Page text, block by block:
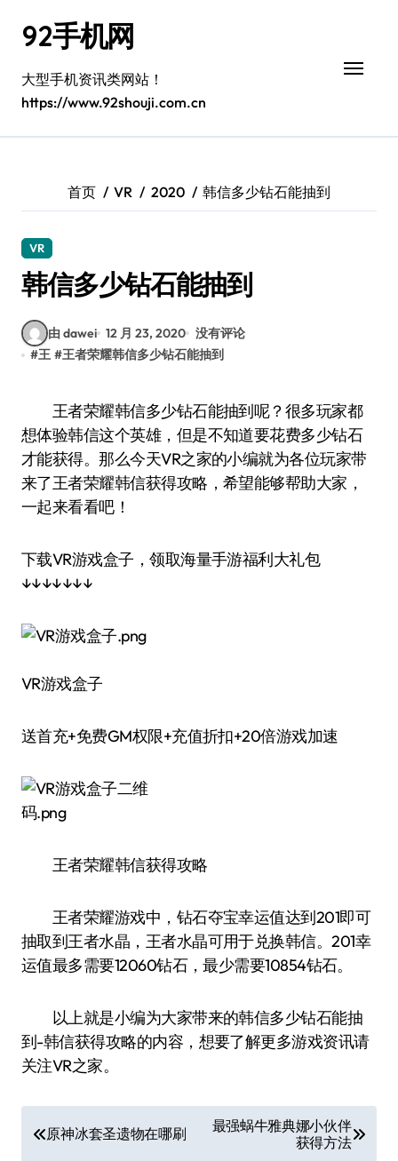
92手机网
大型手机资讯类网站！
https://www.92shouji.com.cn
首页 VR 2020 韩信多少钻石能抽到
VR
韩信多少钻石能抽到
由 dawei 12 月 23, 2020 没有评论
#王 #王者荣耀韩信多少钻石能抽到
王者荣耀韩信多少钻石能抽到呢？很多玩家都
想体验韩信这个英雄，但是不知道要花费多少钻石
才能获得。那么今天VR之家的小编就为各位玩家带
来了王者荣耀韩信获得攻略，希望能够帮助大家，
一起来看看吧！
下载VR游戏盒子，领取海量手游福利大礼包
↓↓↓↓↓↓↓
VR游戏盒子
送首充+免费GM权限+充值折扣+20倍游戏加速
王者荣耀韩信获得攻略
王者荣耀游戏中，钻石夺宝幸运值达到201即可
抽取到王者水晶，王者水晶可用于兑换韩信。201幸
运值最多需要12060钻石，最少需要10854钻石。
以上就是小编为大家带来的韩信多少钻石能抽
到-韩信获得攻略的内容，想要了解更多游戏资讯请
关注VR之家。
章
原神冰套圣遗物在哪刷
最强蜗牛雅典娜小伙伴
获得方法